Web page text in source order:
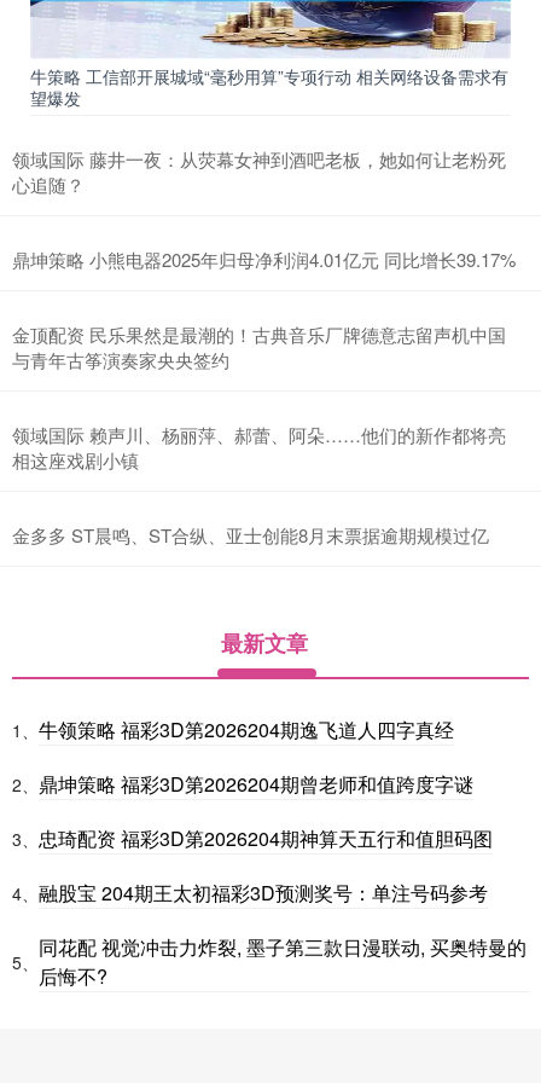
牛策略 工信部开展城域“毫秒用算”专项行动 相关网络设备需求有
望爆发
领域国际 藤井一夜：从荧幕女神到酒吧老板，她如何让老粉死
心追随？
鼎坤策略 小熊电器2025年归母净利润4.01亿元 同比增长39.17%
金顶配资 民乐果然是最潮的！古典音乐厂牌德意志留声机中国
与青年古筝演奏家央央签约
领域国际 赖声川、杨丽萍、郝蕾、阿朵……他们的新作都将亮
相这座戏剧小镇
金多多 ST晨鸣、ST合纵、亚士创能8月末票据逾期规模过亿
最新文章
1、 牛领策略 福彩3D第2026204期逸飞道人四字真经
2、 鼎坤策略 福彩3D第2026204期曾老师和值跨度字谜
3、 忠琦配资 福彩3D第2026204期神算天五行和值胆码图
4、 融股宝 204期王太初福彩3D预测奖号：单注号码参考
5、
同花配 视觉冲击力炸裂, 墨子第三款日漫联动, 买奥特曼的
后悔不?